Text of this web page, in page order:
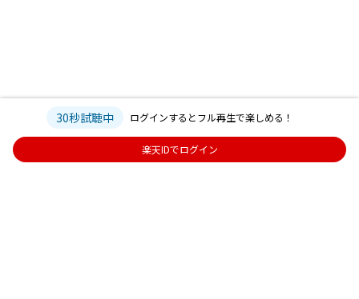
30秒試聴中 ログインするとフル再生で楽しめる！
楽天IDでログイン